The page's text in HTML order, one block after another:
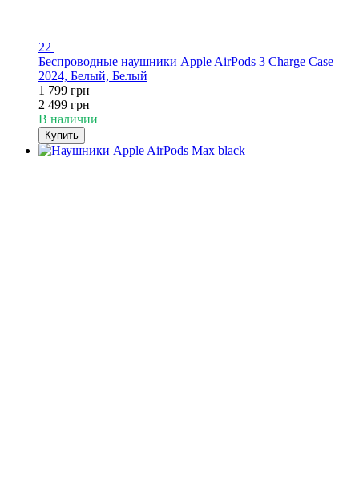
22
Беспроводные наушники Apple AirPods 3 Charge Case
2024, Белый, Белый
1 799 грн
2 499 грн
В наличии
Купить